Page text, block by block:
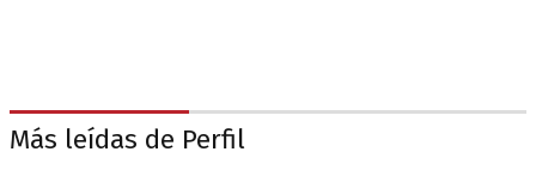
Más leídas de Perfil